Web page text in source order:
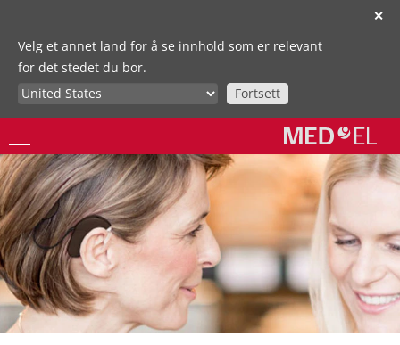
✕
Velg et annet land for å se innhold som er relevant
for det stedet du bor.
Fortsett